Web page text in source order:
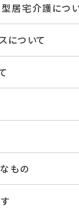
居宅介護につ
について
もの